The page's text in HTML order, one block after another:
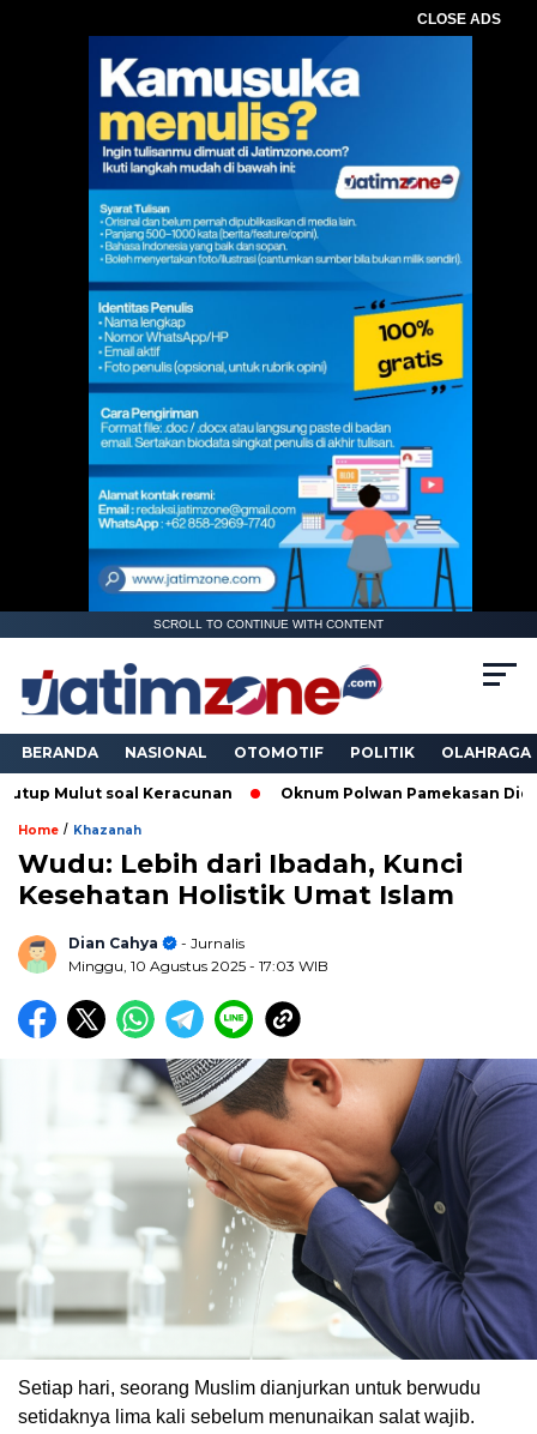
CLOSE ADS
SCROLL TO CONTINUE WITH CONTENT
BERANDA NASIONAL OTOMOTIF POLITIK OLAHRAGA
soal Keracunan Oknum Polwan Pamekasan Diduga Peras
Home / Khazanah
Wudu: Lebih dari Ibadah, Kunci
Kesehatan Holistik Umat Islam
Dian Cahya
- Jurnalis
Minggu, 10 Agustus 2025 - 17:03 WIB
Setiap hari, seorang Muslim dianjurkan untuk berwudu
setidaknya lima kali sebelum menunaikan salat wajib.